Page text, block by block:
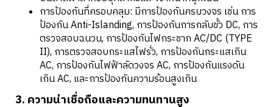
การป้องกันที่ครอบคลุม: มีการป้องกันครบวงจร เช่น การ
ป้องกัน Anti-Islanding, การป้องกันการกลับขั้ว DC, การ
ตรวจสอบฉนวน, การป้องกันไฟกระชาก AC/DC (TYPE
II), การตรวจสอบกระแสไฟรั่ว, การป้องกันกระแสเกิน
AC, การป้องกันไฟฟ้าลัดวงจร AC, การป้องกันแรงดัน
เกิน AC, และการป้องกันความร้อนสูงเกิน
3. ความน่าเชื่อถือและความทนทานสูง